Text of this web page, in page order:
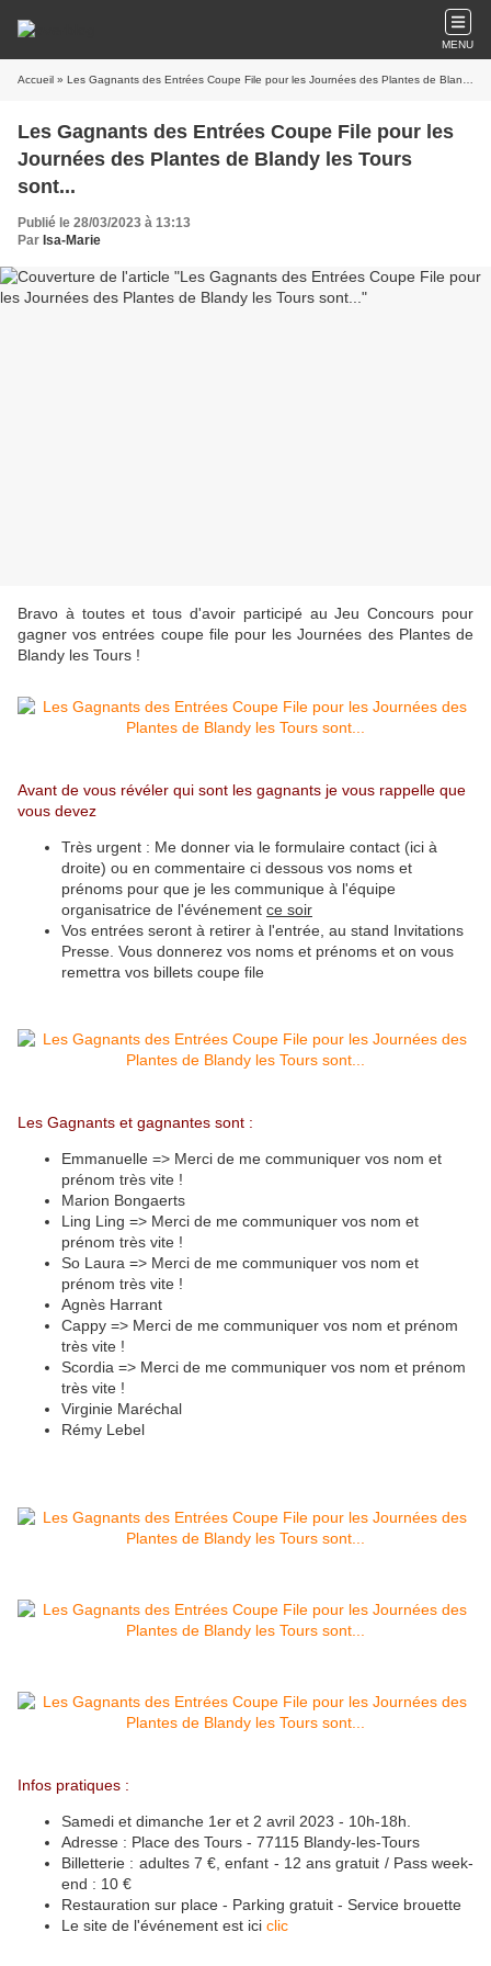
MENU
Accueil » Les Gagnants des Entrées Coupe File pour les Journées des Plantes de Blandy les Tours sont...
Les Gagnants des Entrées Coupe File pour les
Journées des Plantes de Blandy les Tours
sont...
Publié le 28/03/2023 à 13:13
Par Isa-Marie
Bravo à toutes et tous d'avoir participé au Jeu Concours pour
gagner vos entrées coupe file pour les Journées des Plantes de
Blandy les Tours !
Avant de vous révéler qui sont les gagnants je vous rappelle que
vous devez
Très urgent : Me donner via le formulaire contact (ici à
droite) ou en commentaire ci dessous vos noms et
prénoms pour que je les communique à l'équipe
organisatrice de l'événement ce soir
Vos entrées seront à retirer à l'entrée, au stand Invitations
Presse. Vous donnerez vos noms et prénoms et on vous
remettra vos billets coupe file
Les Gagnants et gagnantes sont :
Emmanuelle => Merci de me communiquer vos nom et
prénom très vite !
Marion Bongaerts
Ling Ling => Merci de me communiquer vos nom et
prénom très vite !
So Laura => Merci de me communiquer vos nom et
prénom très vite !
Agnès Harrant
Cappy => Merci de me communiquer vos nom et prénom
très vite !
Scordia => Merci de me communiquer vos nom et prénom
très vite !
Virginie Maréchal
Rémy Lebel
Infos pratiques :
Samedi et dimanche 1er et 2 avril 2023 - 10h-18h.
Adresse : Place des Tours - 77115 Blandy-les-Tours
Billetterie : adultes 7 €, enfant - 12 ans gratuit / Pass week-
end : 10 €
Restauration sur place - Parking gratuit - Service brouette
Le site de l'événement est ici clic